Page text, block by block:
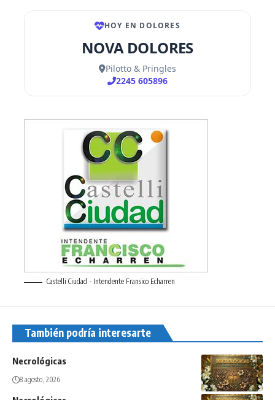
Castelli Ciudad - Intendente Fransico Echarren
También podría interesarte
Necrológicas
8 agosto, 2026